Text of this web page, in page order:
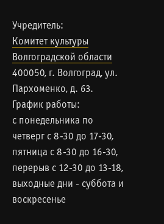
Учредитель:
Комитет культуры
Волгоградской области
400050, г. Волгоград, ул.
Пархоменко, д. 63.
График работы:
с понедельника по
четверг с 8-30 до 17-30,
пятница с 8-30 до 16-30,
перерыв с 12-30 до 13-18,
выходные дни - суббота и
воскресенье